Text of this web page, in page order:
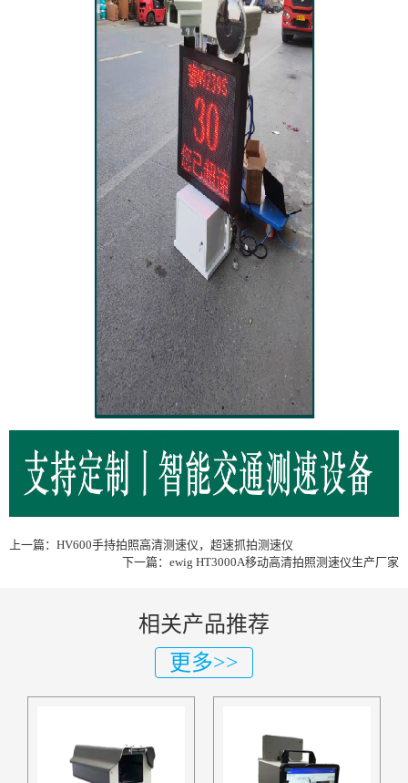
上一篇： HV600手持拍照高清测速仪，超速抓拍测速仪
下一篇： ewig HT3000A移动高清拍照测速仪生产厂家
相关产品推荐
更多>>